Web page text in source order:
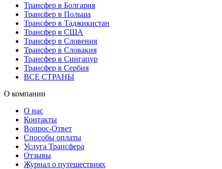
Трансфер в Болгария
Трансфер в Польша
Трансфер в Таджикистан
Трансфер в США
Трансфер в Словения
Трансфер в Словакия
Трансфер в Сингапур
Трансфер в Сербия
ВСЕ СТРАНЫ
О компании
О нас
Контакты
Вопрос-Ответ
Способы оплаты
Услуга Трансфера
Отзывы
Журнал о путешествиях